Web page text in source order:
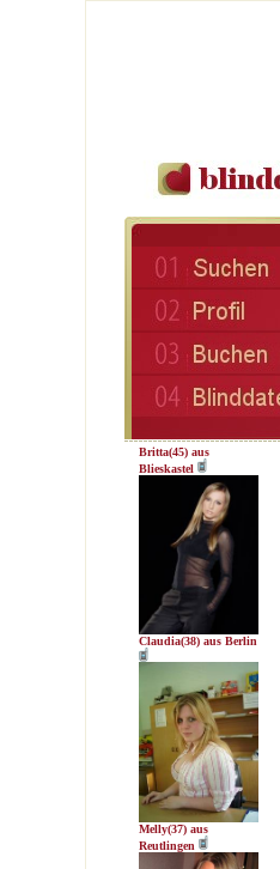
Britta(45) aus
Blieskastel
Claudia(38) aus Berlin
Melly(37) aus
Reutlingen